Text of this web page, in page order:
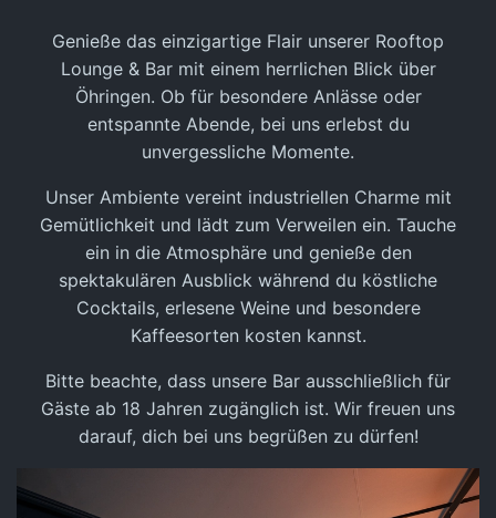
Genieße das einzigartige Flair unserer Rooftop
Lounge & Bar mit einem herrlichen Blick über
Öhringen. Ob für besondere Anlässe oder
entspannte Abende, bei uns erlebst du
unvergessliche Momente.
Unser Ambiente vereint industriellen Charme mit
Gemütlichkeit und lädt zum Verweilen ein. Tauche
ein in die Atmosphäre und genieße den
spektakulären Ausblick während du köstliche
Cocktails, erlesene Weine und besondere
Kaffeesorten kosten kannst.
Bitte beachte, dass unsere Bar ausschließlich für
Gäste ab 18 Jahren zugänglich ist. Wir freuen uns
darauf, dich bei uns begrüßen zu dürfen!